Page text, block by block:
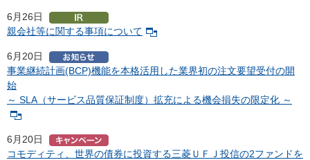
6月26日
親会社等に関する事項について
6月20日
事業継続計画(BCP)機能を本格活用した業界初の注文要望受付の開
始
～ SLA（サービス品質保証制度）拡充による機会損失の限定化 ～
6月20日
コモディティ、世界の債券に投資する三菱ＵＦＪ投信の2ファンドを